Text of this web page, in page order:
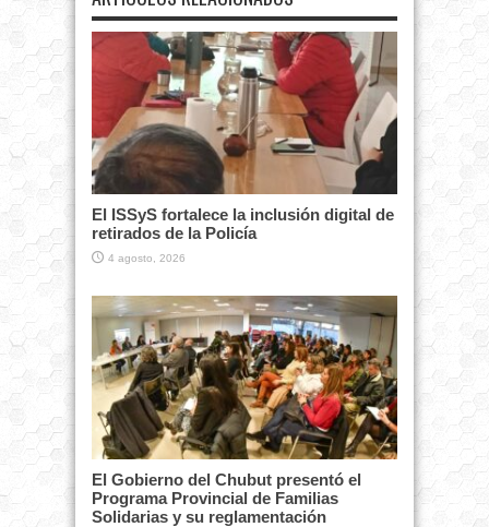
El ISSyS fortalece la inclusión digital de
retirados de la Policía
4 agosto, 2026
El Gobierno del Chubut presentó el
Programa Provincial de Familias
Solidarias y su reglamentación